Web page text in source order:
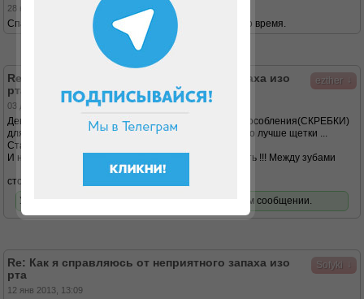
28 ноя 2012, 06:56
Спасибо за совет, обязательно попробую, как раз во время.
ezther
Re: Как я справляюсь от неприятного запаха изо
рта
03 дек 2012, 23:18
Девушки, уже давно продаются специальные приспособления(СКРЕБКИ)
для очищения налета с языка, кот. работают гораздо лучше щетки ...
Ставлю фото
И не забывайте про флос - специальную зубную нить !!! Между зубами
столько всего скапливается ...и тоже пахнет...
У вас нет доступа для просмотра вложений в этом сообщении.
Sofyki
Re: Как я справляюсь от неприятного запаха изо
рта
12 янв 2013, 13:09